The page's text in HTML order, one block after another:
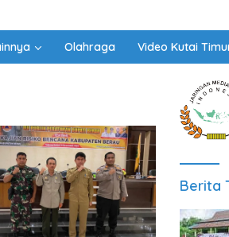
Olahraga Video Kutai
Berita